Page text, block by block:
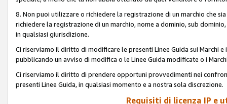
8. Non puoi utilizzare o richiedere la registrazione di un marchio che
richiedere la registrazione di un marchio, nome a dominio, sub
in qualsiasi giurisdizione.
Ci riserviamo il diritto di modificare le presenti Linee Guida sui Marchi
pubblicando un avviso di modifica o le Linee Guida modificate o i
Ci riserviamo il diritto di prendere opportuni provvedimenti nei
presenti Linee Guida, in qualsiasi momento e a nostra sola discrezione.
Requisiti di licenza IP e